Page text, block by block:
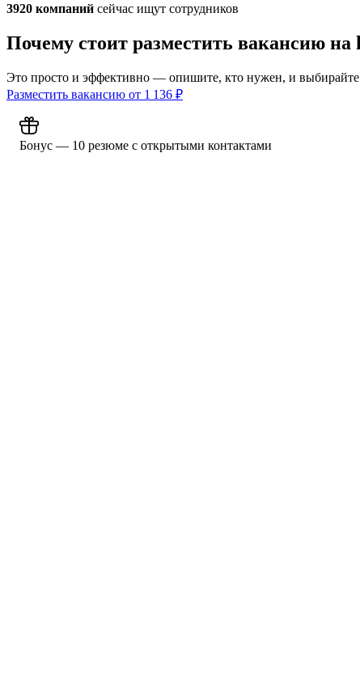
3920 компаний сейчас ищут сотрудников
Почему стоит разместить вакансию на
Это просто и эффективно — опишите, кто нужен, и
Разместить вакансию от 1 136 ₽
Бонус — 10 резюме с открытыми контактами